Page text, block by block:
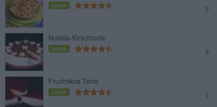
Leicht
Nutella-Kirschtorte
Leicht
Fruchtikus Torte
Leicht